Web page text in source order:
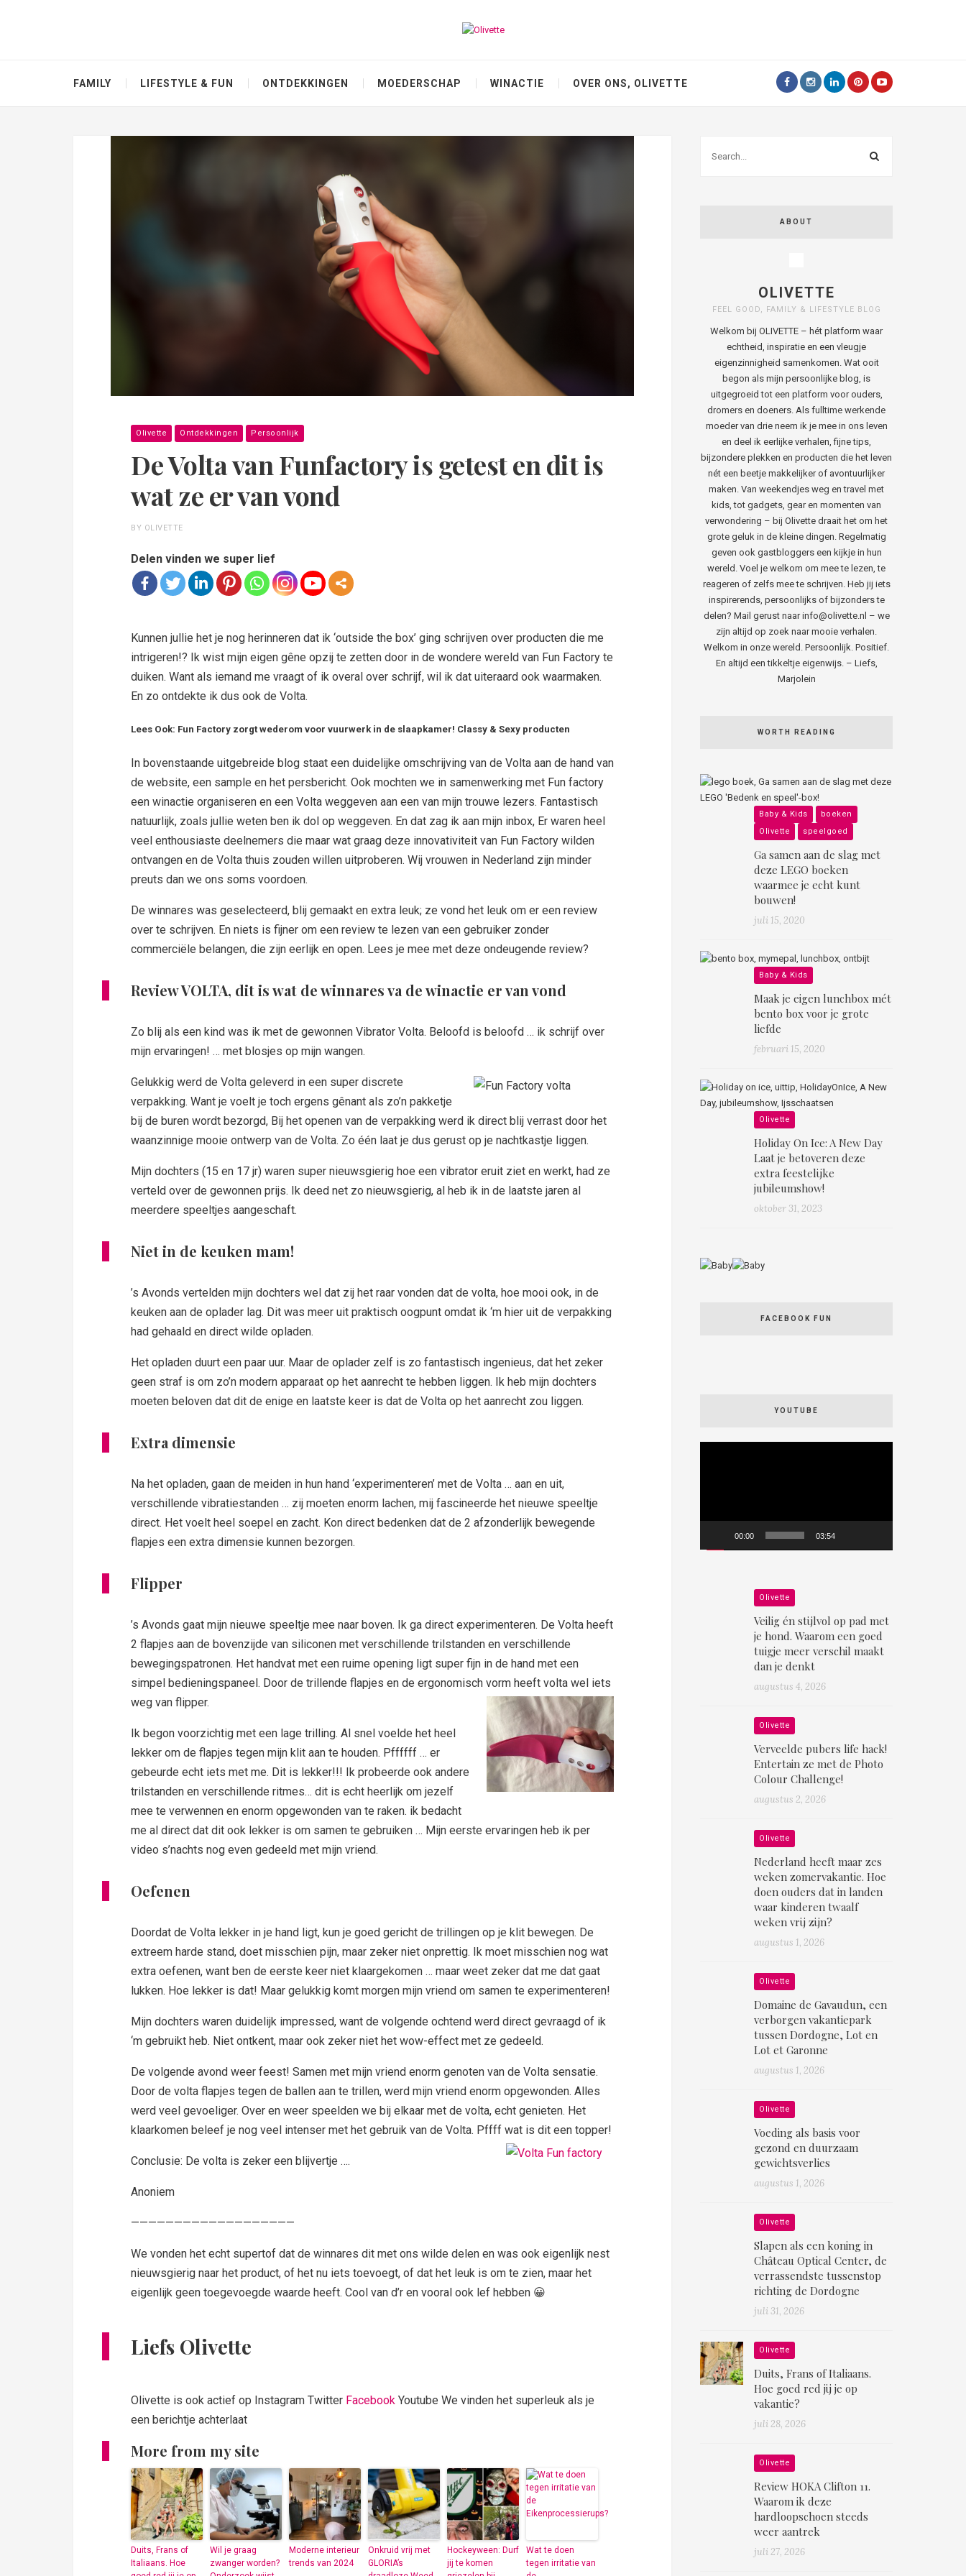
FAMILY LIFESTYLE & FUN ONTDEKKINGEN MOEDERSCHAP WINACTIE OVER ONS, OLIVETTE
Olivette Ontdekkingen Persoonlijk
De Volta van Funfactory is getest en dit is
wat ze er van vond
BY OLIVETTE
Delen vinden we super lief
Kunnen jullie het je nog herinneren dat ik ‘outside the box’ ging schrijven over producten die me
intrigeren!? Ik wist mijn eigen gêne opzij te zetten door in de wondere wereld van Fun Factory te
duiken. Want als iemand me vraagt of ik overal over schrijf, wil ik dat uiteraard ook waarmaken.
En zo ontdekte ik dus ook de Volta.
Lees Ook: Fun Factory zorgt wederom voor vuurwerk in de slaapkamer! Classy & Sexy producten
In bovenstaande uitgebreide blog staat een duidelijke omschrijving van de Volta aan de hand van
de website, een sample en het persbericht. Ook mochten we in samenwerking met Fun factory
een winactie organiseren en een Volta weggeven aan een van mijn trouwe lezers. Fantastisch
natuurlijk, zoals jullie weten ben ik dol op weggeven. En dat zag ik aan mijn inbox, Er waren heel
veel enthousiaste deelnemers die maar wat graag deze innovativiteit van Fun Factory wilden
ontvangen en de Volta thuis zouden willen uitproberen. Wij vrouwen in Nederland zijn minder
preuts dan we ons soms voordoen.
De winnares was geselecteerd, blij gemaakt en extra leuk; ze vond het leuk om er een review
over te schrijven. En niets is fijner om een review te lezen van een gebruiker zonder
commerciële belangen, die zijn eerlijk en open. Lees je mee met deze ondeugende review?
Review VOLTA, dit is wat de winnares va de winactie er van vond
Zo blij als een kind was ik met de gewonnen Vibrator Volta. Beloofd is beloofd … ik schrijf over
mijn ervaringen! … met blosjes op mijn wangen.
Gelukkig werd de Volta geleverd in een super discrete
verpakking. Want je voelt je toch ergens gênant als zo’n pakketje
bij de buren wordt bezorgd, Bij het openen van de verpakking werd ik direct blij verrast door het
waanzinnige mooie ontwerp van de Volta. Zo één laat je dus gerust op je nachtkastje liggen.
Mijn dochters (15 en 17 jr) waren super nieuwsgierig hoe een vibrator eruit ziet en werkt, had ze
verteld over de gewonnen prijs. Ik deed net zo nieuwsgierig, al heb ik in de laatste jaren al
meerdere speeltjes aangeschaft.
Niet in de keuken mam!
’s Avonds vertelden mijn dochters wel dat zij het raar vonden dat de volta, hoe mooi ook, in de
keuken aan de oplader lag. Dit was meer uit praktisch oogpunt omdat ik ‘m hier uit de verpakking
had gehaald en direct wilde opladen.
Het opladen duurt een paar uur. Maar de oplader zelf is zo fantastisch ingenieus, dat het zeker
geen straf is om zo’n modern apparaat op het aanrecht te hebben liggen. Ik heb mijn dochters
moeten beloven dat dit de enige en laatste keer is dat de Volta op het aanrecht zou liggen.
Extra dimensie
Na het opladen, gaan de meiden in hun hand ‘experimenteren’ met de Volta … aan en uit,
verschillende vibratiestanden … zij moeten enorm lachen, mij fascineerde het nieuwe speeltje
direct. Het voelt heel soepel en zacht. Kon direct bedenken dat de 2 afzonderlijk bewegende
flapjes een extra dimensie kunnen bezorgen.
Flipper
’s Avonds gaat mijn nieuwe speeltje mee naar boven. Ik ga direct experimenteren. De Volta heeft
2 flapjes aan de bovenzijde van siliconen met verschillende trilstanden en verschillende
bewegingspatronen. Het handvat met een ruime opening ligt super fijn in de hand met een
simpel bedieningspaneel. Door de trillende flapjes en de ergonomisch vorm heeft volta wel iets
weg van flipper.
Ik begon voorzichtig met een lage trilling. Al snel voelde het heel
lekker om de flapjes tegen mijn klit aan te houden. Pffffff … er
gebeurde echt iets met me. Dit is lekker!!! Ik probeerde ook andere
trilstanden en verschillende ritmes… dit is echt heerlijk om jezelf
mee te verwennen en enorm opgewonden van te raken. ik bedacht
me al direct dat dit ook lekker is om samen te gebruiken … Mijn eerste ervaringen heb ik per
video s’nachts nog even gedeeld met mijn vriend.
Oefenen
Doordat de Volta lekker in je hand ligt, kun je goed gericht de trillingen op je klit bewegen. De
extreem harde stand, doet misschien pijn, maar zeker niet onprettig. Ik moet misschien nog wat
extra oefenen, want ben de eerste keer niet klaargekomen … maar weet zeker dat me dat gaat
lukken. Hoe lekker is dat! Maar gelukkig komt morgen mijn vriend om samen te experimenteren!
Mijn dochters waren duidelijk impressed, want de volgende ochtend werd direct gevraagd of ik
‘m gebruikt heb. Niet ontkent, maar ook zeker niet het wow-effect met ze gedeeld.
De volgende avond weer feest! Samen met mijn vriend enorm genoten van de Volta sensatie.
Door de volta flapjes tegen de ballen aan te trillen, werd mijn vriend enorm opgewonden. Alles
werd veel gevoeliger. Over en weer speelden we bij elkaar met de volta, echt genieten. Het
klaarkomen beleef je nog veel intenser met het gebruik van de Volta. Pffff wat is dit een topper!
Conclusie: De volta is zeker een blijvertje ….
Anoniem
———————————————————
We vonden het echt supertof dat de winnares dit met ons wilde delen en was ook eigenlijk nest
nieuwsgierig naar het product, of het nu iets toevoegt, of dat het leuk is om te zien, maar het
eigenlijk geen toegevoegde waarde heeft. Cool van d’r en vooral ook lef hebben 😀
Liefs Olivette
Olivette is ook actief op Instagram Twitter Facebook Youtube We vinden het superleuk als je
een berichtje achterlaat
More from my site
Duits, Frans of
Italiaans. Hoe
Wil je graag
zwanger worden?
Moderne interieur
trends van 2024
Onkruid vrij met
GLORIA’s
Hockeyween: Durf
jij te komen
Wat te doen
tegen irritatie van
ABOUT
OLIVETTE
FEEL GOOD, FAMILY & LIFESTYLE BLOG
Welkom bij OLIVETTE – hét platform waar
echtheid, inspiratie en een vleugje
eigenzinnigheid samenkomen. Wat ooit
begon als mijn persoonlijke blog, is
uitgegroeid tot een platform voor ouders,
dromers en doeners. Als fulltime werkende
moeder van drie neem ik je mee in ons leven
en deel ik eerlijke verhalen, fijne tips,
bijzondere plekken en producten die het leven
nét een beetje makkelijker of avontuurlijker
maken. Van weekendjes weg en travel met
kids, tot gadgets, gear en momenten van
verwondering – bij Olivette draait het om het
grote geluk in de kleine dingen. Regelmatig
geven ook gastbloggers een kijkje in hun
wereld. Voel je welkom om mee te lezen, te
reageren of zelfs mee te schrijven. Heb jij iets
inspirerends, persoonlijks of bijzonders te
delen? Mail gerust naar info@olivette.nl – we
zijn altijd op zoek naar mooie verhalen.
Welkom in onze wereld. Persoonlijk. Positief.
En altijd een tikkeltje eigenwijs. – Liefs,
Marjolein
WORTH READING
Baby & Kids
boeken
Olivette
speelgoed
Ga samen aan de slag met
deze LEGO boeken
waarmee je echt kunt
bouwen!
juli 15, 2020
Baby & Kids
Maak je eigen lunchbox mét
bento box voor je grote
liefde
februari 15, 2020
Olivette
Holiday On Ice: A New Day
Laat je betoveren deze
extra feestelijke
jubileumshow!
oktober 31, 2023
FACEBOOK FUN
YOUTUBE
00:00 03:54
Olivette
Veilig én stijlvol op pad met
je hond. Waarom een goed
tuigje meer verschil maakt
dan je denkt
augustus 4, 2026
Olivette
Verveelde pubers life hack!
Entertain ze met de Photo
Colour Challenge!
augustus 2, 2026
Olivette
Nederland heeft maar zes
weken zomervakantie. Hoe
doen ouders dat in landen
waar kinderen twaalf
weken vrij zijn?
augustus 1, 2026
Olivette
Domaine de Gavaudun, een
verborgen vakantiepark
tussen Dordogne, Lot en
Lot et Garonne
augustus 1, 2026
Olivette
Voeding als basis voor
gezond en duurzaam
gewichtsverlies
augustus 1, 2026
Olivette
Slapen als een koning in
Château Optical Center, de
verrassendste tussenstop
richting de Dordogne
juli 31, 2026
Olivette
Duits, Frans of Italiaans.
Hoe goed red jij je op
vakantie?
juli 28, 2026
Olivette
Review HOKA Clifton 11.
Waarom ik deze
hardloopschoen steeds
weer aantrek
juli 27, 2026